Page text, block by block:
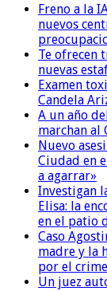
Freno a la
nuevos
Te ofrecen
nuevas
Examen
Candela
A un año
marchan al
Nuevo
Ciudad en
a agarrar»
Investigan
Elisa: la
en el patio
Caso
madre y la
por el
Un juez